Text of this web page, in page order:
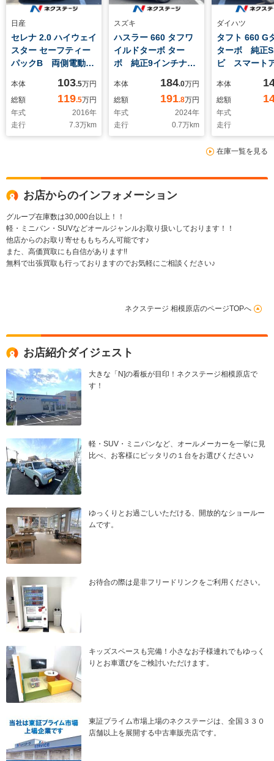
日産
セレナ 2.0 ハイウェイ
スター セーフティー
パックB 両側電動ス
席モニター 全周囲カ
メラ プロパイロッ
ト デジタルインナー
ミラー 禁煙車 ドラ
レコ LEDヘッドライ
本体 103.5万円
総額
119.5万円
年式
2016年
走行
7.3万km
スズキ
ハスラー 660 タフワ
イルドターボ ター
ボ 純正9インチナ
ト 全周囲カメラ レ
ーダークルーズ 禁煙
車 スマートキー
LEDヘッド ルーフレ
ール ビルトイン
本体 184.0万円
総額
191.8万円
年式
2024年
走行
0.7万km
ダイハツ
タフト 660 G
ターボ 純正
ビ スマート
ダプティブク
ントロール
メラ 禁煙車
コ スマー
LEDヘッド
正15インチア
本体
総額
年式
走行
在庫一覧を見る
お店からのインフォメーション
グループ在庫数は30,000台以上！！
軽・ミニバン・SUVなどオールジャンルお取り扱いしております！！
他店からのお取り寄せももちろん可能です♪
また、高価買取にも自信があります!!
無料で出張買取も行っておりますのでお気軽にご相談ください♪
ネクステージ 相模原店のページTOPへ
お店紹介ダイジェスト
大きな「N]の看板が目印！ネクステージ相模原店で
す！
軽・SUV・ミニバンなど、オールメーカーを一挙に見
比べ、お客様にピッタリの１台をお選びください♪
ゆっくりとお過ごしいただける、開放的なショールー
ムです。
お待合の際は是非フリードリンクをご利用ください。
キッズスペースも完備！小さなお子様連れでもゆっく
りとお車選びをご検討いただけます。
東証プライム市場上場のネクステージは、全国３３０
店舗以上を展開する中古車販売店です。